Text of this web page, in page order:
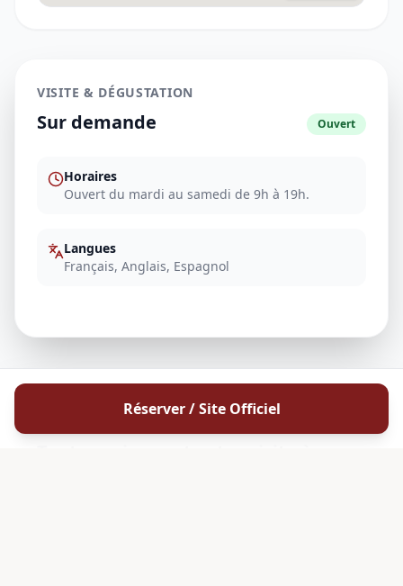
VISITE & DÉGUSTATION
Sur demande Ouvert
Horaires
Ouvert du mardi au samedi de 9h à 19h.
Langues
Français, Anglais, Espagnol
Réserver / Site Officiel